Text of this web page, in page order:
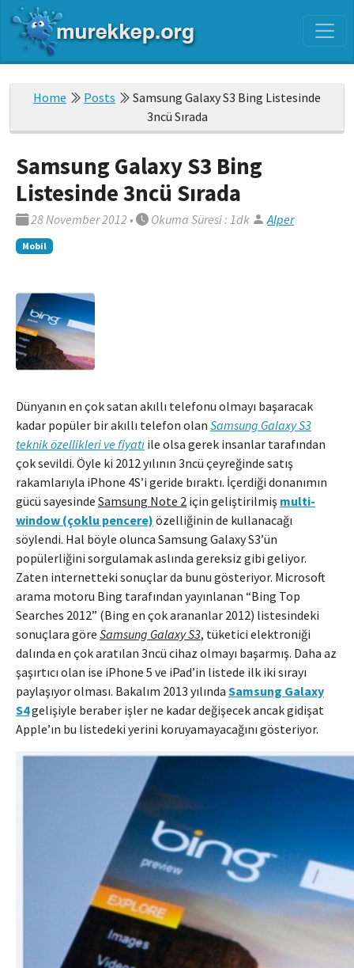
Home Posts
Samsung Galaxy S3 Bing Listesinde
3ncü Sırada
Samsung Galaxy S3 Bing
Listesinde 3ncü Sırada
28 November 2012 • Okuma Süresi : 1dk Alper
Mobil
Dünyanın en çok satan akıllı telefonu olmayı başaracak
kadar popüler bir akıllı telefon olan Samsung Galaxy S3
teknik özellikleri ve fiyatı ile olsa gerek insanlar tarafından
çok sevildi. Öyle ki 2012 yılının 3ncü çeyreğinde satış
rakamlarıyla iPhone 4S’i geride bıraktı. İçerdiği donanımın
gücü sayesinde Samsung Note 2 için geliştirilmiş multi-
window (çoklu pencere) özelliğinin de kullanacağı
söylendi. Hal böyle olunca Samsung Galaxy S3’ün
popülerliğini sorgulamak aslında gereksiz gibi geliyor.
Zaten internetteki sonuçlar da bunu gösteriyor. Microsoft
arama motoru Bing tarafından yayınlanan “Bing Top
Searches 2012” (Bing en çok arananlar 2012) listesindeki
sonuçlara göre Samsung Galaxy S3, tüketici elektroniği
dalında en çok aratılan 3ncü cihaz olmayı başarmış. Daha az
şaşırtıcı olan ise iPhone 5 ve iPad’in listede ilk iki sırayı
paylaşıyor olması. Bakalım 2013 yılında Samsung Galaxy
S4gelişiyle beraber işler ne kadar değişecek ancak gidişat
Apple’ın bu listedeki yerini koruyamayacağını gösteriyor.